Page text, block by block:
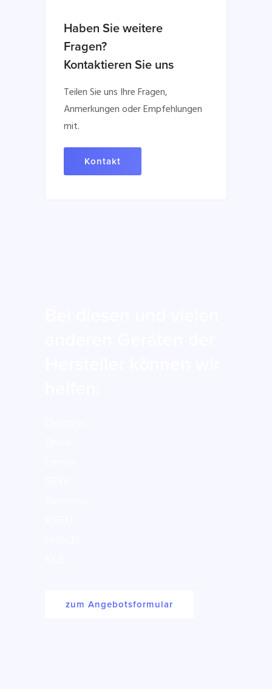
Haben Sie weitere
Fragen?
Kontaktieren Sie uns
Teilen Sie uns Ihre Fragen,
Anmerkungen oder Empfehlungen
mit.
Kontakt
zum Angebotsformular